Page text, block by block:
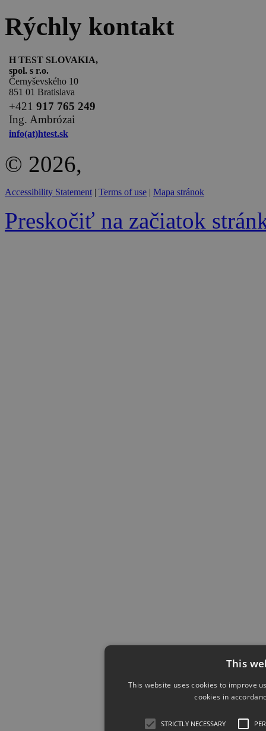
Rýchly kontakt
H TEST SLOVAKIA,
spol. s r.o.
Černyševského 10
851 01 Bratislava
+421 917 765 249
Ing. Ambrózai
info(at)htest.sk
© 2026,
Accessibility Statement | Terms of use | Mapa stránok
Preskočiť na začiatok
This
This website uses cookies to improve
cookies in
STRICTLY NECESSARY